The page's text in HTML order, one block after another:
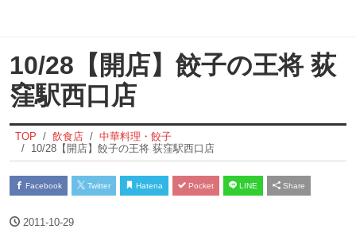
10/28【開店】餃子の王将 荻
窪駅西口店
TOP 飲食店
中華料理・餃子
10/28【開店】餃子の王将 荻窪駅西口店
Facebook Twitter Hatena Pocket LINE Share
2011-10-29